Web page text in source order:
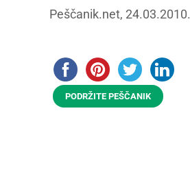
Peščanik.net, 24.03.2010.
PODRŽITE PEŠČANIK